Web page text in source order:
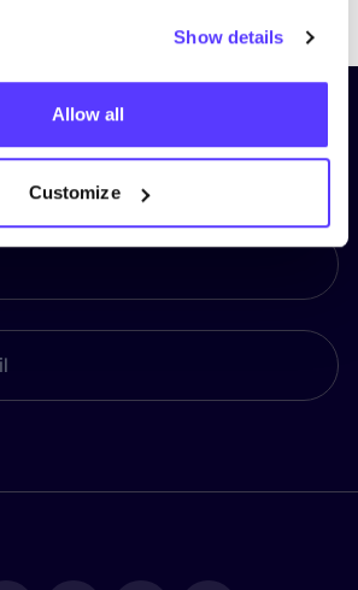
Show details
Allow all
Customize
à notre lettre
et restez informé !